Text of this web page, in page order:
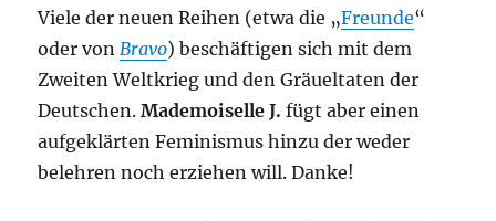
Viele der neuen Reihen (etwa die „Freunde“
oder von Bravo) beschäftigen sich mit dem
Zweiten Weltkrieg und den Gräueltaten der
Deutschen.Mademoiselle J.fügt aber einen
aufgeklärten Feminismus hinzu der weder
belehren noch erziehen will. Danke!